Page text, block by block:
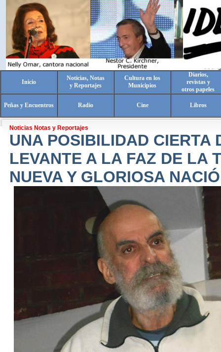
Inicio
Noticias, Notas
y Reportajes
Cultura en los
Municipios
Diarios,
revistas y
otros papeles
Peñas y Encuentros Radio Cine Libros
Noticias Notas y Reportajes
UNA POSIBILIDAD CIERTA
LEVANTE A LA FAZ DE LA
NUEVA Y GLORIOSA